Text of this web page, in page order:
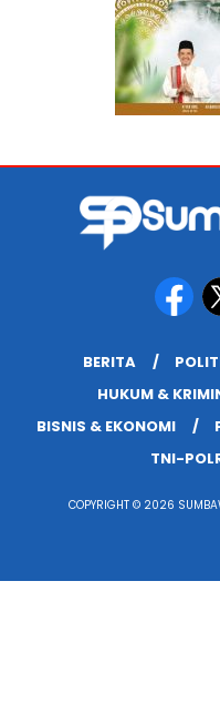
BERITA
HUKUM &
BISNIS & EKONOMI
TNI-
COPYRIGHT © 2026